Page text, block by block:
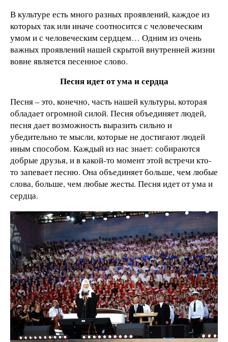
В культуре есть много разных проявлений, каждое из
которых так или иначе соотносится с человеческим
умом и с человеческим сердцем… Одним из очень
важных проявлений нашей скрытой внутренней жизни
вовне является песенное слово.
Песня идет от ума и сердца
Песня – это, конечно, часть нашей культуры, которая
обладает огромной силой. Песня объединяет людей,
песня дает возможность выразить сильно и
убедительно те мысли, которые не достигают людей
иным способом. Каждый из нас знает: собираются
добрые друзья, и в какой-то момент этой встречи кто-
то запевает песню. Она объединяет больше, чем любые
слова, больше, чем любые жесты. Песня идет от ума и
сердца.